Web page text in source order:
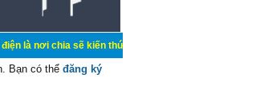
sẽ kiến thức kinh nghiệm trong lãnh vực cơ điện,
Bạn có thể đăng ký